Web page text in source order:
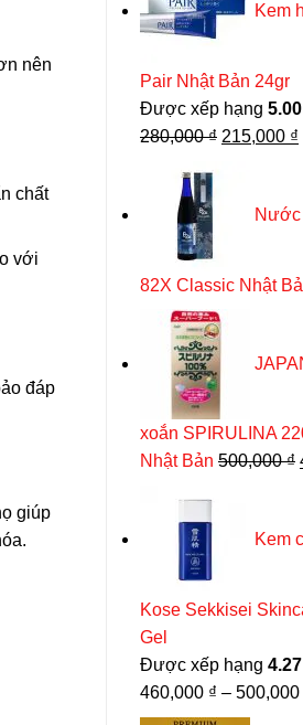
nên
chất
với
đáp
giúp
Kem
Pair Nhật Bản 24gr
Được xếp hạng 5.00
280,000₫ Giá
280,000 ₫.
215,000 ₫
Nước
82X Classic Nhật
xoắn SPIRULINA
Nhật Bản 500,000₫
Kem
Kose Sekkisei
Gel
Được xếp hạng 4.27
460,000 ₫ – 500,000